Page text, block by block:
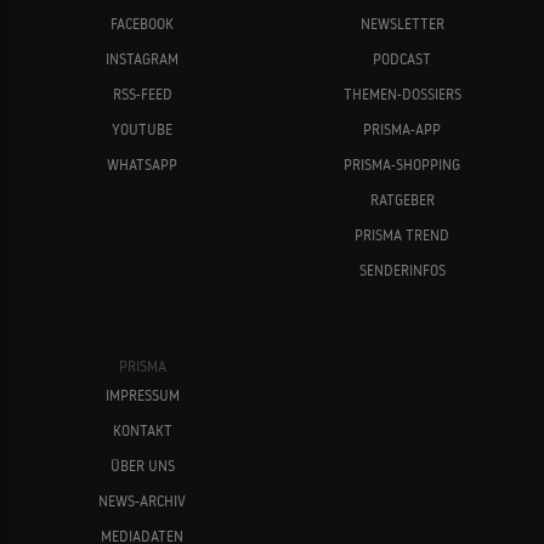
FACEBOOK
INSTAGRAM
RSS-FEED
YOUTUBE
WHATSAPP
NEWSLETTER
PODCAST
THEMEN-DOSSIERS
PRISMA-APP
PRISMA-SHOPPING
RATGEBER
PRISMA TREND
SENDERINFOS
PRISMA
IMPRESSUM
KONTAKT
ÜBER UNS
NEWS-ARCHIV
MEDIADATEN